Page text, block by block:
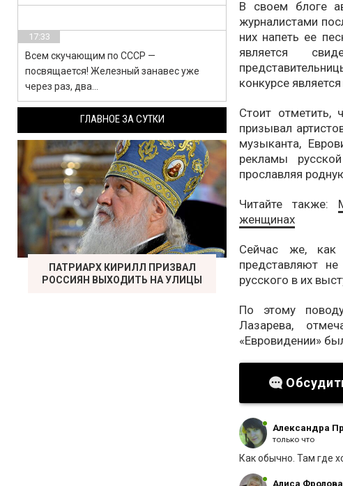
В своем блоге
журналистами
них напеть ее
является
конкурсе
Стоит отметить,
призывал
музыканта,
рекламы
прославляя
Читайте также:
женщинах
Сейчас же, как
представляют
русского в их
По этому
Лазарева,
«Евровидении»
Алиса Фролова
Александра
только что
Как обычно. Там где
17:33
Всем скучающим по СССР —
посвящается! Железный занавес уже
через раз, два…
ГЛАВНОЕ ЗА СУТКИ
ПАТРИАРХ КИРИЛЛ ПРИЗВАЛ
РОССИЯН ВЫХОДИТЬ НА УЛИЦЫ